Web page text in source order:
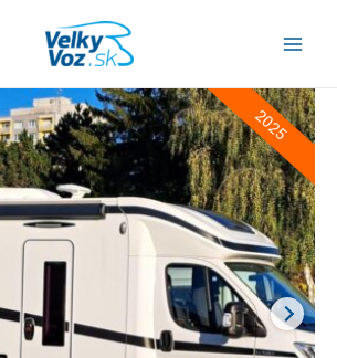
2025